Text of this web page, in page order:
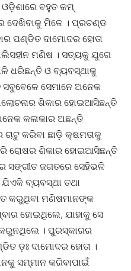
ବହୁତ କମ୍
ଦେଖିବାକୁ ମିଳେ । ପ୍ରଚଣ୍ଡ
ପଣ୍ଡିତ ଦାମୋଦର ହୋତା
ମଣିଷ । ସତ୍ୟକୁ ଯୁଗେ
ଧରିଛନ୍ତି ଓ ବ୍ୟବସ୍ଥାକୁ
ସେମାନେ ଅନେକ
ଶିକାର ହୋଇଆସିଛନ୍ତି
କଳାକାର ଅଛନ୍ତି
କରିବା ଛାଡ଼ି କ୍ଷମତାକୁ
ରୋଷର ଶିକାର ହୋଇଆସିଛନ୍ତି
ସଙ୍ଗୀତ ଜଗତରେ ସେହିଭଳି
ବ୍ୟବସ୍ଥା ତଥା
କରୁଥିବା ମଣିଷମାନଙ୍କ
ହୋଇଥିଲେ, ଯାହାକୁ ସେ
। ପୁରସ୍କାରର
ଡ଼ଃ ଦାମୋଦର ହୋତା ।
ସମ୍ମାନ କରିବାପାଇଁ